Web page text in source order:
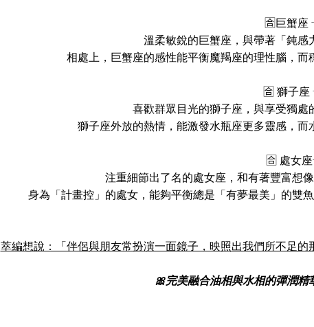
🈴巨蟹座
溫柔敏銳的巨蟹座，與帶著「鈍感
相處上，巨蟹座的感性能平衡魔羯座的理性腦，而
🈴 獅子座
喜歡群眾目光的獅子座，與享受獨處
獅子座外放的熱情，能激發水瓶座更多靈感，
🈴 處女
注重細節出了名的處女座，和有著豐富想
身為「計畫控」的處女，能夠平衡總是「有夢最美」的雙
萃編想說：「伴侶與朋友常扮演一面鏡子，映照出我們所不足
🎀完美融合油相與水相的彈潤精